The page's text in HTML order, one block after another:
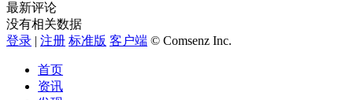
最新评论
没有相关数据
登录 | 注册 标准版 客户端 © Comsenz Inc.
首页
资讯